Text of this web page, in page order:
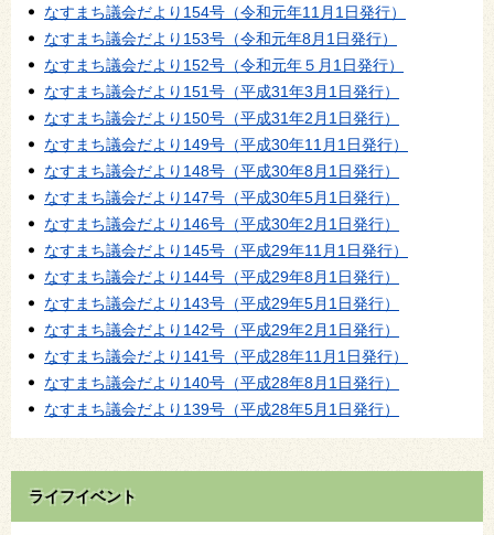
なすまち議会だより154号（令和元年11月1日発行）
なすまち議会だより153号（令和元年8月1日発行）
なすまち議会だより152号（令和元年５月1日発行）
なすまち議会だより151号（平成31年3月1日発行）
なすまち議会だより150号（平成31年2月1日発行）
なすまち議会だより149号（平成30年11月1日発行）
なすまち議会だより148号（平成30年8月1日発行）
なすまち議会だより147号（平成30年5月1日発行）
なすまち議会だより146号（平成30年2月1日発行）
なすまち議会だより145号（平成29年11月1日発行）
なすまち議会だより144号（平成29年8月1日発行）
なすまち議会だより143号（平成29年5月1日発行）
なすまち議会だより142号（平成29年2月1日発行）
なすまち議会だより141号（平成28年11月1日発行）
なすまち議会だより140号（平成28年8月1日発行）
なすまち議会だより139号（平成28年5月1日発行）
ライフイベント